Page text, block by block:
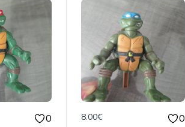
0 8.00€ 0